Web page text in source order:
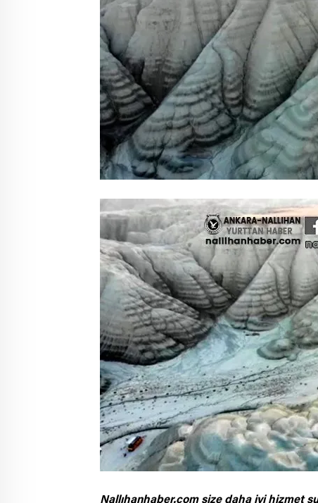
Nallıhanhaber.com size daha iyi hizmet